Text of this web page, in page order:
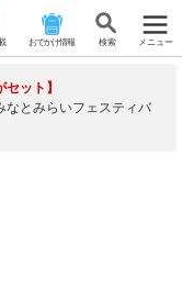
おでかけ情報 検 索 メニュー
ット】
なとみらいフェスティバ